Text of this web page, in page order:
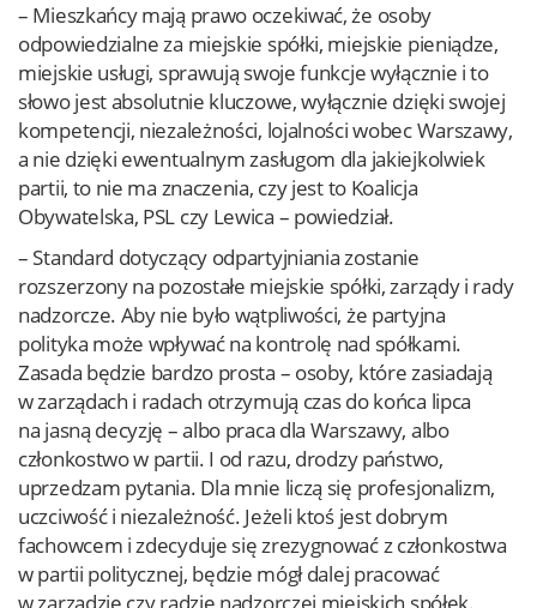
– Mieszkańcy mają prawo oczekiwać, że osoby
odpowiedzialne za miejskie spółki, miejskie pieniądze,
miejskie usługi, sprawują swoje funkcje wyłącznie i to
słowo jest absolutnie kluczowe, wyłącznie dzięki swojej
kompetencji, niezależności, lojalności wobec Warszawy,
a nie dzięki ewentualnym zasługom dla jakiejkolwiek
partii, to nie ma znaczenia, czy jest to Koalicja
Obywatelska, PSL czy Lewica – powiedział.
– Standard dotyczący odpartyjniania zostanie
rozszerzony na pozostałe miejskie spółki, zarządy i rady
nadzorcze. Aby nie było wątpliwości, że partyjna
polityka może wpływać na kontrolę nad spółkami.
Zasada będzie bardzo prosta – osoby, które zasiadają
w zarządach i radach otrzymują czas do końca lipca
na jasną decyzję – albo praca dla Warszawy, albo
członkostwo w partii. I od razu, drodzy państwo,
uprzedzam pytania. Dla mnie liczą się profesjonalizm,
uczciwość i niezależność. Jeżeli ktoś jest dobrym
fachowcem i zdecyduje się zrezygnować z członkostwa
w partii politycznej, będzie mógł dalej pracować